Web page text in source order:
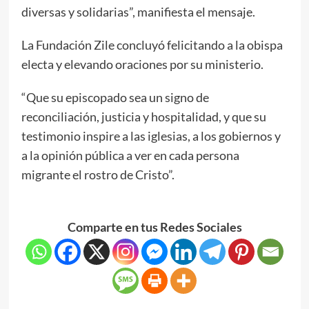
diversas y solidarias”, manifiesta el mensaje.
La Fundación Zile concluyó felicitando a la obispa
electa y elevando oraciones por su ministerio.
“Que su episcopado sea un signo de
reconciliación, justicia y hospitalidad, y que su
testimonio inspire a las iglesias, a los gobiernos y
a la opinión pública a ver en cada persona
migrante el rostro de Cristo”.
Comparte en tus Redes Sociales